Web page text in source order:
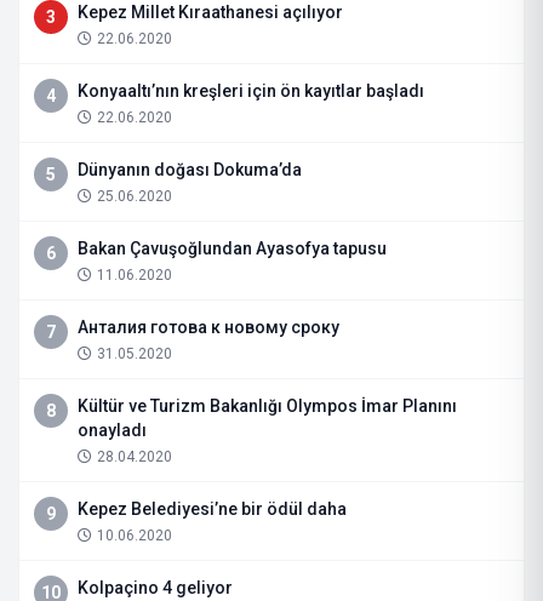
3 Kepez Millet Kıraathanesi açılıyor
22.06.2020
4 Konyaaltı’nın kreşleri için ön kayıtlar başladı
22.06.2020
5 Dünyanın doğası Dokuma’da
25.06.2020
6 Bakan Çavuşoğlundan Ayasofya tapusu
11.06.2020
7 Анталия готова к новому сроку
31.05.2020
8
Kültür ve Turizm Bakanlığı Olympos İmar Planını
onayladı
28.04.2020
9 Kepez Belediyesi’ne bir ödül daha
10.06.2020
10 Kolpaçino 4 geliyor